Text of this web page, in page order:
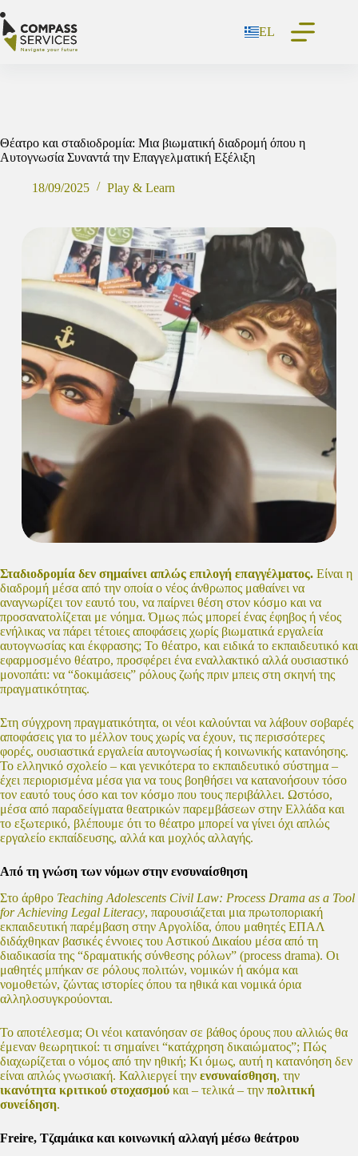
στο
περιεχόμενο
EL
Θέατρο και σταδιοδρομία: Μια βιωματική διαδρομή όπου η
Αυτογνωσία Συναντά την Επαγγελματική Εξέλιξη
18/09/2025 Play & Learn
Σταδιοδρομία δεν σημαίνει απλώς επιλογή επαγγέλματος. Είναι η
διαδρομή μέσα από την οποία ο νέος άνθρωπος μαθαίνει να
αναγνωρίζει τον εαυτό του, να παίρνει θέση στον κόσμο και να
προσανατολίζεται με νόημα. Όμως πώς μπορεί ένας έφηβος ή νέος
ενήλικας να πάρει τέτοιες αποφάσεις χωρίς βιωματικά εργαλεία
αυτογνωσίας και έκφρασης; Το θέατρο, και ειδικά το εκπαιδευτικό και
εφαρμοσμένο θέατρο, προσφέρει ένα εναλλακτικό αλλά ουσιαστικό
μονοπάτι: να “δοκιμάσεις” ρόλους ζωής πριν μπεις στη σκηνή της
πραγματικότητας.
Στη σύγχρονη πραγματικότητα, οι νέοι καλούνται να λάβουν σοβαρές
αποφάσεις για το μέλλον τους χωρίς να έχουν, τις περισσότερες
φορές, ουσιαστικά εργαλεία αυτογνωσίας ή κοινωνικής κατανόησης.
Το ελληνικό σχολείο – και γενικότερα το εκπαιδευτικό σύστημα –
έχει περιορισμένα μέσα για να τους βοηθήσει να κατανοήσουν τόσο
τον εαυτό τους όσο και τον κόσμο που τους περιβάλλει. Ωστόσο,
μέσα από παραδείγματα θεατρικών παρεμβάσεων στην Ελλάδα και
το εξωτερικό, βλέπουμε ότι το θέατρο μπορεί να γίνει όχι απλώς
εργαλείο εκπαίδευσης, αλλά και μοχλός αλλαγής.
Από τη γνώση των νόμων στην ενσυναίσθηση
Στο άρθρο Teaching Adolescents Civil Law: Process Drama as a Tool
for Achieving Legal Literacy, παρουσιάζεται μια πρωτοποριακή
εκπαιδευτική παρέμβαση στην Αργολίδα, όπου μαθητές ΕΠΑΛ
διδάχθηκαν βασικές έννοιες του Αστικού Δικαίου μέσα από τη
διαδικασία της “δραματικής σύνθεσης ρόλων” (process drama). Οι
μαθητές μπήκαν σε ρόλους πολιτών, νομικών ή ακόμα και
νομοθετών, ζώντας ιστορίες όπου τα ηθικά και νομικά όρια
αλληλοσυγκρούονται.
Το αποτέλεσμα; Οι νέοι κατανόησαν σε βάθος όρους που αλλιώς θα
έμεναν θεωρητικοί: τι σημαίνει “κατάχρηση δικαιώματος”; Πώς
διαχωρίζεται ο νόμος από την ηθική; Κι όμως, αυτή η κατανόηση δεν
είναι απλώς γνωσιακή. Καλλιεργεί την ενσυναίσθηση, την
ικανότητα κριτικού στοχασμού και – τελικά – την πολιτική
συνείδηση.
Freire, Τζαμάικα και κοινωνική αλλαγή μέσω θεάτρου